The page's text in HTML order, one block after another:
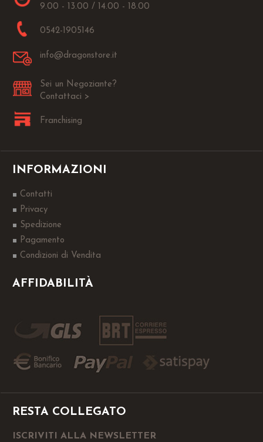
9.00 - 13.00 / 14.00 - 18.00
0542-1905146
info@dragonstore.it
Sei un Negoziante?
Contattaci >
Franchising
INFORMAZIONI
Contatti
Privacy
Spedizione
Pagamento
Condizioni di Vendita
AFFIDABILITÀ
RESTA COLLEGATO
ISCRIVITI ALLA NEWSLETTER